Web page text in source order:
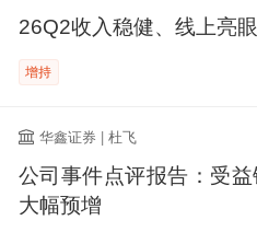
26Q2收入稳健、线上亮
增持
华鑫证券 | 杜飞
公司事件点评报告：受
大幅预增